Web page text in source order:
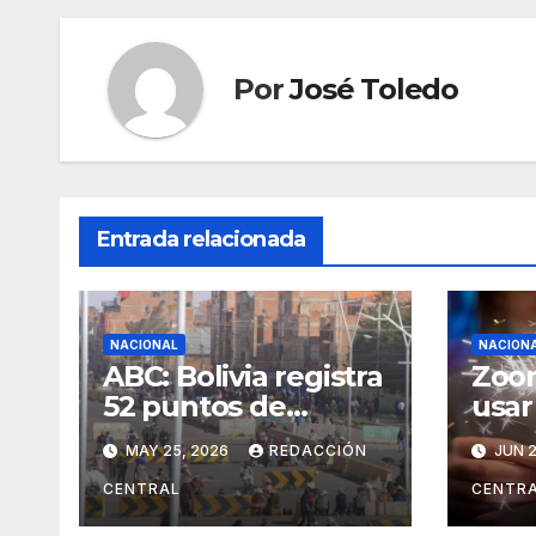
PorJosé Toledo
Entrada relacionada
NACIONAL
ABC: Bolivia registra
52 puntos de
bloqueo en cinco
departamentos
MAY 25, 2026 REDACCIÓN
CENTRAL
laJUN